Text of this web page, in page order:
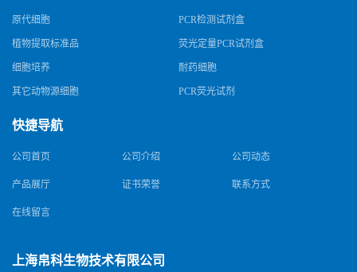
原代细胞 PCR检测试剂盒
植物提取标准品 荧光定量PCR试剂盒
细胞培养 耐药细胞
其它动物源细胞 PCR荧光试剂
快捷导航
公司首页 公司介绍 公司动态
产品展厅 证书荣誉 联系方式
在线留言
上海帛科生物技术有限公司